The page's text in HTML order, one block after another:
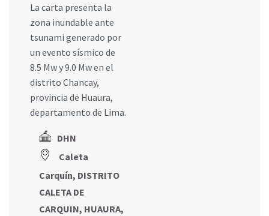
La carta presenta la
zona inundable ante
tsunami generado por
un evento sísmico de
8.5 Mw y 9.0 Mw en el
distrito Chancay,
provincia de Huaura,
departamento de Lima.
DHN
Caleta
Carquín, DISTRITO
CALETA DE
CARQUIN, HUAURA,